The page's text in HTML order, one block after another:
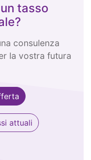
tasso
consulenza
la vostra futura
attuali